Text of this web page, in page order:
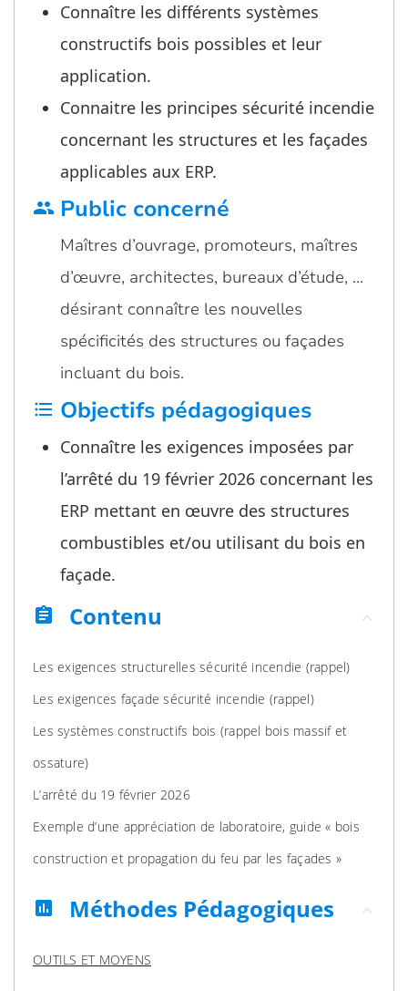
Connaître les différents systèmes
constructifs bois possibles et leur
application.
Connaitre les principes sécurité incendie
concernant les structures et les façades
applicables aux ERP.
group Public concerné
Maîtres d’ouvrage, promoteurs, maîtres
d’œuvre, architectes, bureaux d’étude, …
désirant connaître les nouvelles
spécificités des structures ou façades
incluant du bois.
format_list_bulleted Objectifs pédagogiques
Connaître les exigences imposées par
l’arrêté du 19 février 2026 concernant les
ERP mettant en œuvre des structures
combustibles et/ou utilisant du bois en
façade.
assignment
Contenu
Les exigences structurelles sécurité incendie (rappel)
Les exigences façade sécurité incendie (rappel)
Les systèmes constructifs bois (rappel bois massif et
ossature)
L’arrêté du 19 février 2026
Exemple d’une appréciation de laboratoire, guide « bois
construction et propagation du feu par les façades »
assessment Méthodes Pédagogiques
OUTILS ET MOYENS